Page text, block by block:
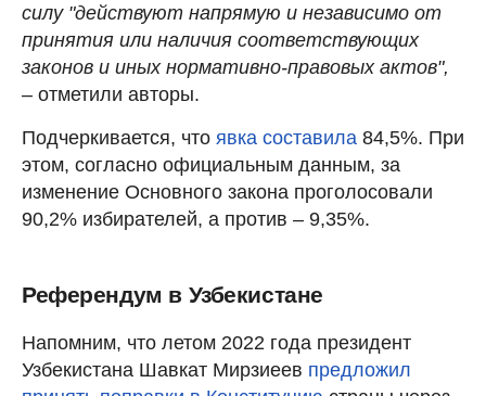
силу "действуют напрямую и независимо от
принятия или наличия соответствующих
законов и иных нормативно-правовых актов",
– отметили авторы.
Подчеркивается, что явка составила 84,5%. При
этом, согласно официальным данным, за
изменение Основного закона проголосовали
90,2% избирателей, а против – 9,35%.
Референдум в Узбекистане
Напомним, что летом 2022 года президент
Узбекистана Шавкат Мирзиеев предложил